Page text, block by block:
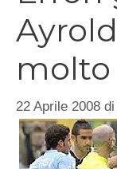
molto
22 Aprile 2008 di